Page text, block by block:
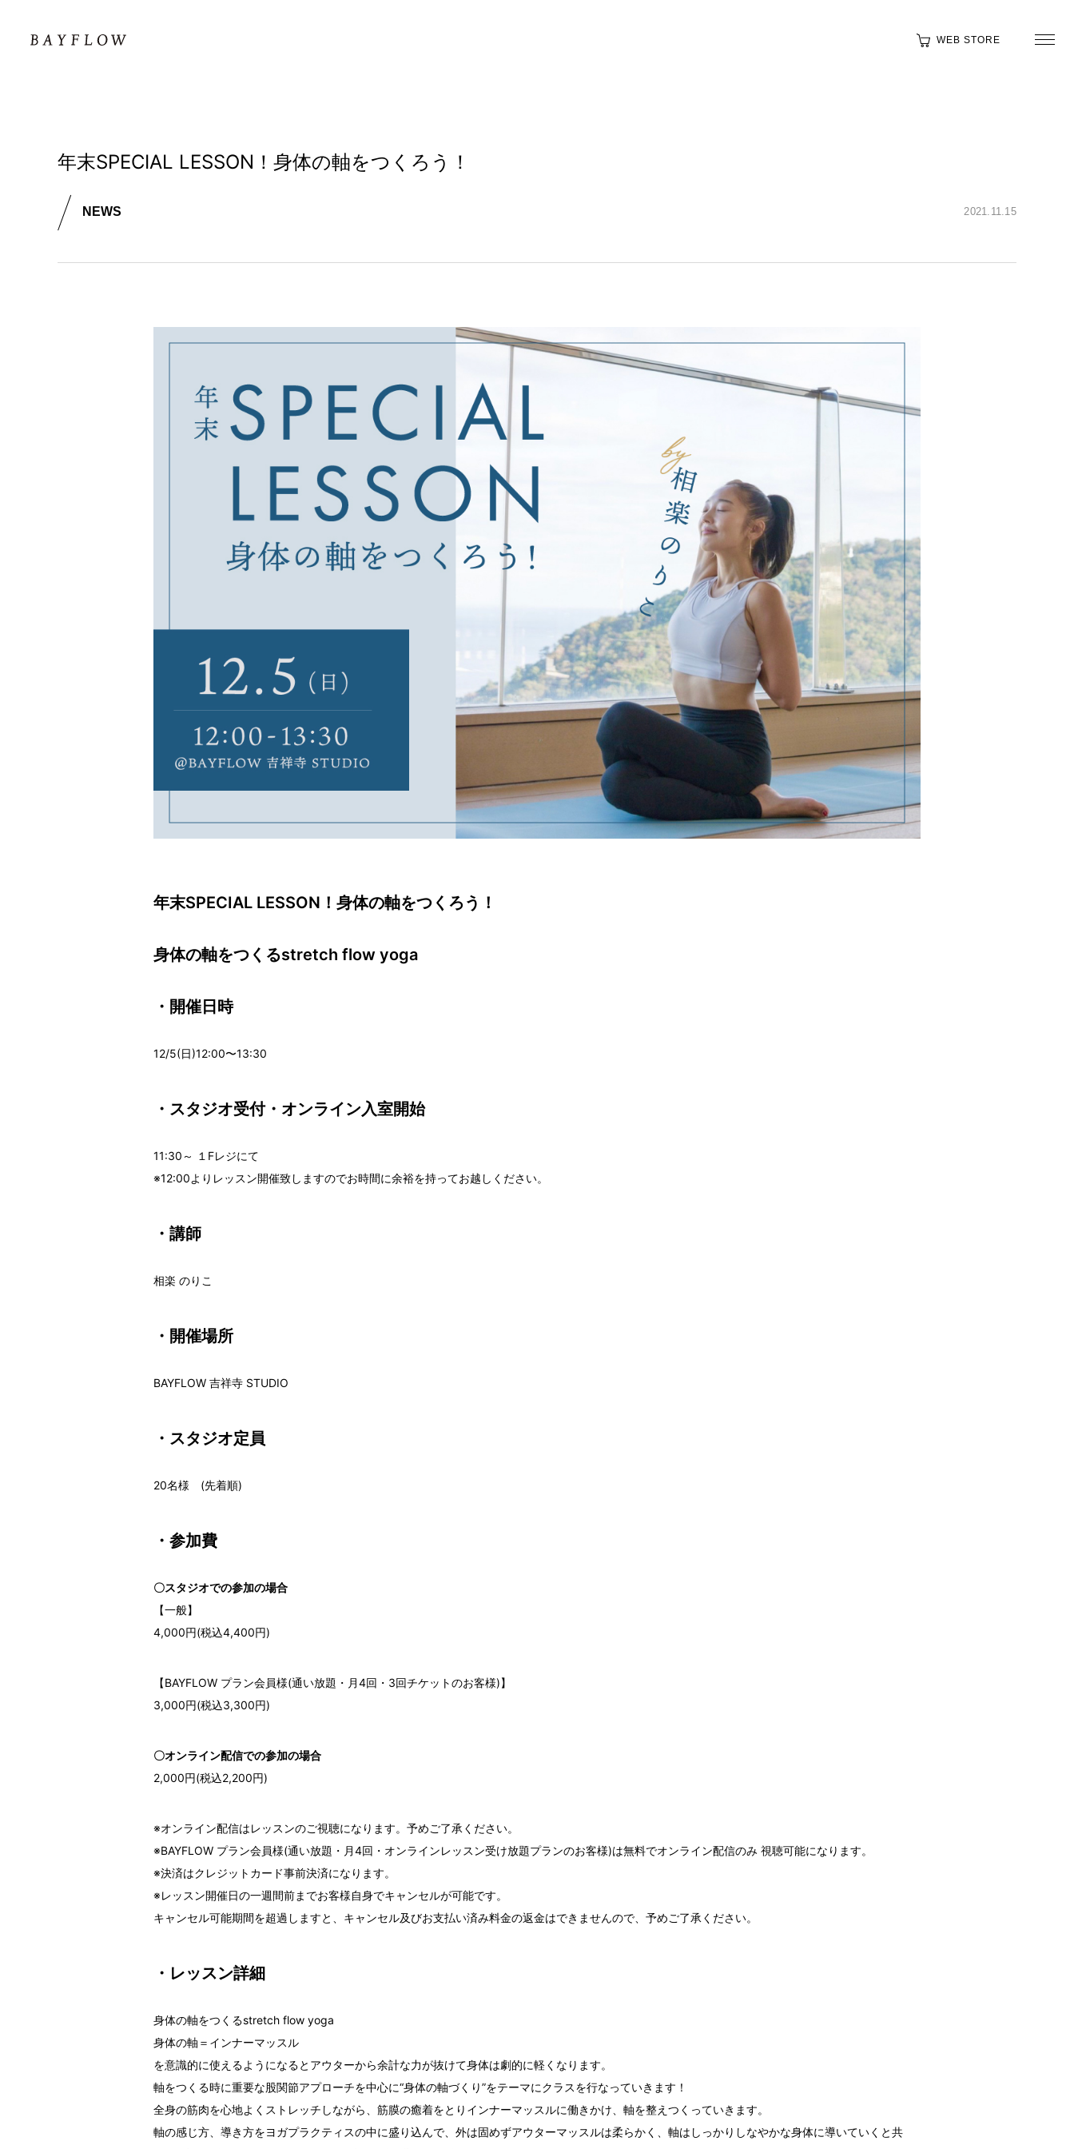
WEB STORE
年末SPECIAL LESSON！身体の軸をつくろう！
NEWS 2021.11.15
年末SPECIAL LESSON！身体の軸をつくろう！
身体の軸をつくるstretch flow yoga
・開催日時
12/5(日)12:00〜13:30
・スタジオ受付・オンライン入室開始
11:30～ １Fレジにて
※12:00よりレッスン開催致しますのでお時間に余裕を持ってお越しください。
・講師
相楽 のりこ
・開催場所
BAYFLOW 吉祥寺 STUDIO
・スタジオ定員
20名様 (先着順)
・参加費
〇スタジオでの参加の場合
【一般】
4,000円(税込4,400円)
【BAYFLOW プラン会員様(通い放題・月4回・3回チケットのお客様)】
3,000円(税込3,300円)
〇オンライン配信での参加の場合
2,000円(税込2,200円)
※オンライン配信はレッスンのご視聴になります。予めご了承ください。
※BAYFLOW プラン会員様(通い放題・月4回・オンラインレッスン受け放題プランのお客様)は無料でオンライン配信のみ 視聴可能になります。
※決済はクレジットカード事前決済になります。
※レッスン開催日の一週間前までお客様自身でキャンセルが可能です。
キャンセル可能期間を超過しますと、キャンセル及びお支払い済み料金の返金はできませんので、予めご了承ください。
・レッスン詳細
身体の軸をつくるstretch flow yoga
身体の軸＝インナーマッスル
を意識的に使えるようになるとアウターから余計な力が抜けて身体は劇的に軽くなります。
軸をつくる時に重要な股関節アプローチを中心に“身体の軸づくり”をテーマにクラスを行なっていきます！
全身の筋肉を心地よくストレッチしながら、筋膜の癒着をとりインナーマッスルに働きかけ、軸を整えつくっていきます。
軸の感じ方、導き方をヨガプラクティスの中に盛り込んで、外は固めずアウターマッスルは柔らかく、軸はしっかりしなやかな身体に導いていくと共